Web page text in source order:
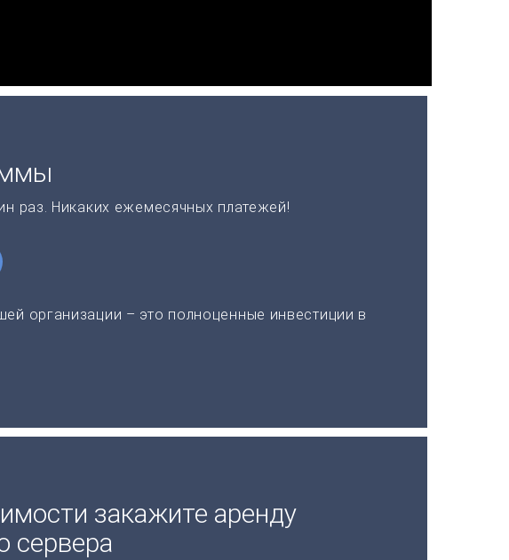
раз. Никаких ежемесячных платежей!
организации – это полноценные инвестиции в
закажите аренду
сервера